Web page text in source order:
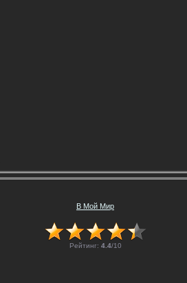
В Мой Мир
Рейтинг: 4.4/10